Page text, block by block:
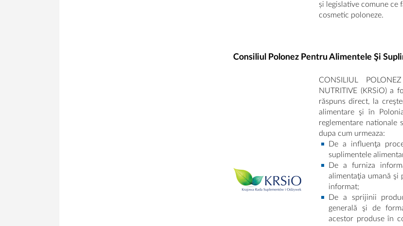
și legislative comune ce
cosmetic poloneze.
Consiliul Polonez Pentru Alimentele Şi
CONSILIUL
NUTRITIVE (KRSiO)
răspuns direct, la
alimentare şi în
reglementare nationale
dupa cum urmeaza:
De a influenţa
suplimentele
De a furniza
alimentaţia umană şi
informat;
De a sprijinii
generală şi de
acestor produse în